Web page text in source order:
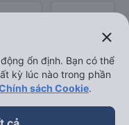
close
ổn định. Bạn có thể
kỳ lúc nào trong phần
sách Cookie.